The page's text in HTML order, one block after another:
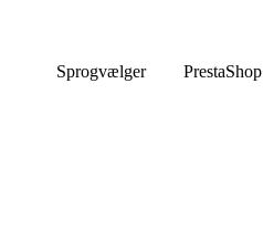
Sprogvælger PrestaShop